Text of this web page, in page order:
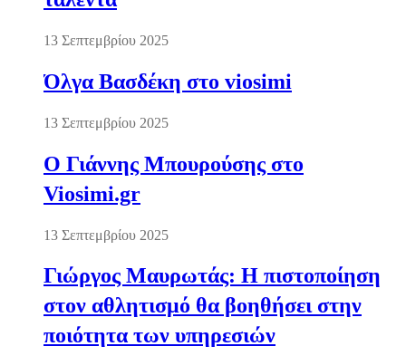
13 Σεπτεμβρίου 2025
Όλγα Βασδέκη στο viosimi
13 Σεπτεμβρίου 2025
Ο Γιάννης Μπουρούσης στο
Viosimi.gr
13 Σεπτεμβρίου 2025
Γιώργος Μαυρωτάς: Η πιστοποίηση
στον αθλητισμό θα βοηθήσει στην
ποιότητα των υπηρεσιών